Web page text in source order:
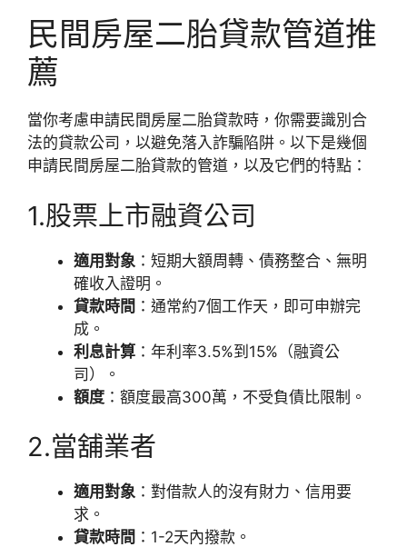
民間房屋二胎貸款管道推
薦
當你考慮申請民間房屋二胎貸款時，你需要識別合
法的貸款公司，以避免落入詐騙陷阱。以下是幾個
申請民間房屋二胎貸款的管道，以及它們的特點：
1.股票上市融資公司
適用對象 ：短期大額周轉、債務整合、無明
確收入證明。
貸款時間 ：通常約7個工作天，即可申辦完
成。
利息計算 ：年利率3.5%到15%（融資公
司）。
額度 ：額度最高300萬，不受負債比限制。
2.當舖業者
適用對象 ：對借款人的沒有財力、信用要
求。
貸款時間 ：1-2天內撥款。